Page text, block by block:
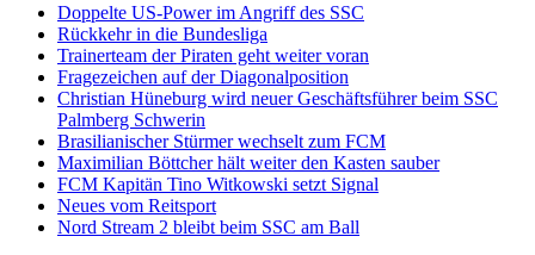
Doppelte US-Power im Angriff des SSC
Rückkehr in die Bundesliga
Trainerteam der Piraten geht weiter voran
Fragezeichen auf der Diagonalposition
Christian Hüneburg wird neuer Geschäftsführer beim SSC
Palmberg Schwerin
Brasilianischer Stürmer wechselt zum FCM
Maximilian Böttcher hält weiter den Kasten sauber
FCM Kapitän Tino Witkowski setzt Signal
Neues vom Reitsport
Nord Stream 2 bleibt beim SSC am Ball